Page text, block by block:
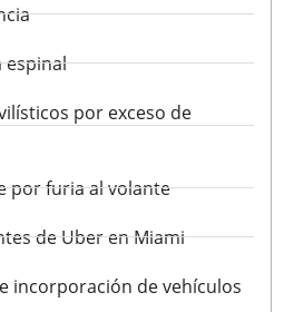
espinal
por exceso de
por furia al volante
de Uber en Miami
incorporación de vehículos